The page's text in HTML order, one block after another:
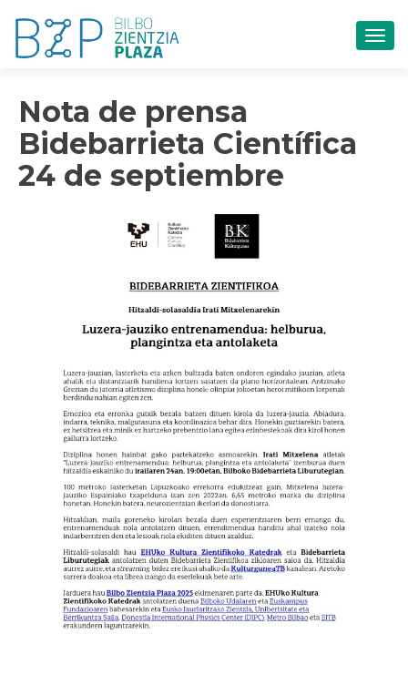
Nota de prensa
Bidebarrieta Científica
24 de septiembre